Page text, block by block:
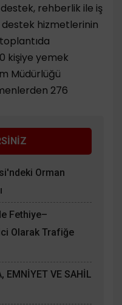
rehberlik ile iş
destek hizmetlerinin
kişiye yemek
Müdürlüğü
276
Orman
Fethiye–
Olarak Trafiğe
EMNİYET VE SAHİL